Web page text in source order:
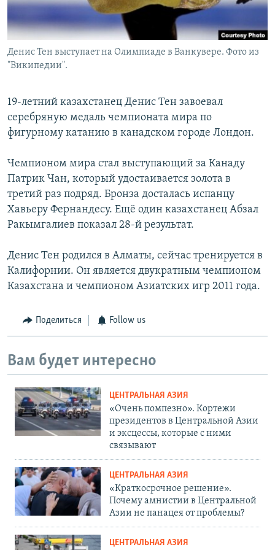
Денис Тен выступает на Олимпиаде в Ванкувере. Фото из
"Википедии".
19-летний казахстанец Денис Тен завоевал
серебряную медаль чемпионата мира по
фигурному катанию в канадском городе Лондон.
Чемпионом мира стал выступающий за Канаду
Патрик Чан, который удостаивается золота в
третий раз подряд. Бронза досталась испанцу
Хавьеру Фернандесу. Ещё один казахстанец Абзал
Ракымгалиев показал 28-й результат.
Денис Тен родился в Алматы, сейчас тренируется в
Калифорнии. Он является двукратным чемпионом
Казахстана и чемпионом Азиатских игр 2011 года.
Поделиться Follow us
Вам будет интересно
ЦЕНТРАЛЬНАЯ АЗИЯ
«Очень помпезно». Кортежи
президентов в Центральной Азии
и эксцессы, которые с ними
связывают
ЦЕНТРАЛЬНАЯ АЗИЯ
«Краткосрочное решение».
Почему амнистии в Центральной
Азии не панацея от проблемы?
ЦЕНТРАЛЬНАЯ АЗИЯ